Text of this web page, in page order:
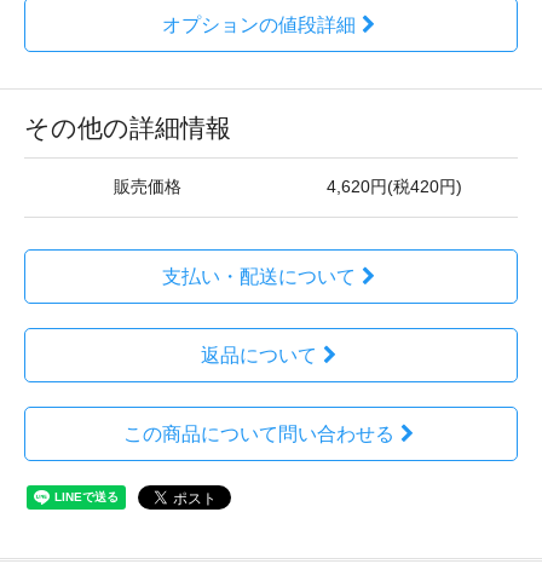
オプションの値段詳細
その他の詳細情報
販売価格 4,620円(税420円)
支払い・配送について
返品について
この商品について問い合わせる